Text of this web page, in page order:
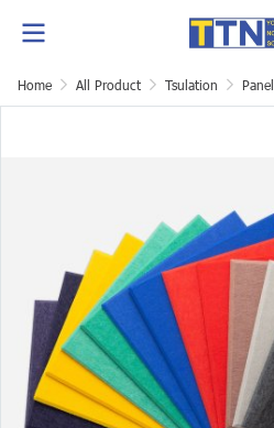
Home All Product Tsulation Panel